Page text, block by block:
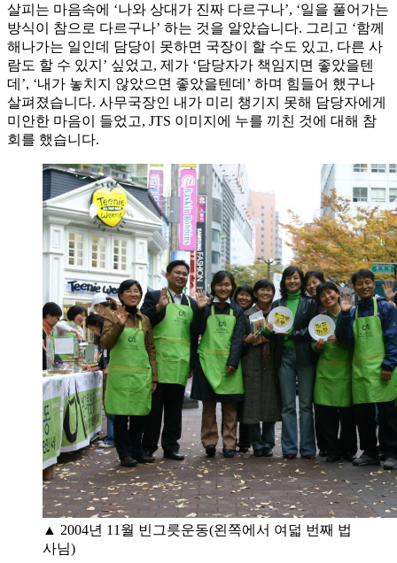
살피는 마음속에 ‘나와 상대가 진짜 다르구나’, ‘일을 풀어가는
방식이 참으로 다르구나’ 하는 것을 알았습니다. 그리고 ‘함께
해나가는 일인데 담당이 못하면 국장이 할 수도 있고, 다른 사
람도 할 수 있지’ 싶었고, 제가 ‘담당자가 책임지면 좋았을텐
데’, ‘내가 놓치지 않았으면 좋았을텐데’ 하며 힘들어 했구나
살펴졌습니다. 사무국장인 내가 미리 챙기지 못해 담당자에게
미안한 마음이 들었고, JTS 이미지에 누를 끼친 것에 대해 참
회를 했습니다.
▲ 2004년 11월 빈그릇운동(왼쪽에서 여덟 번째 법
사님)